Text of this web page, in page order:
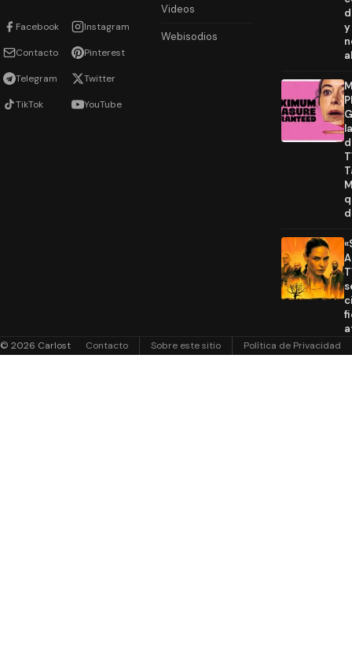
Facebook Instagram
Contacto Pinterest
Telegram Twitter
TikTok YouTube
Videos
Webisodios
y
© 2026 Carlost Contacto Sobre este sitio Política de Privacidad